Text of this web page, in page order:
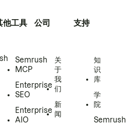
他工具
Semrush
MCP
Enterprise
SEO
Enterprise
AIO
公司
关
于
我
们
新
闻
支持
知
识
库
学
院
Semrush